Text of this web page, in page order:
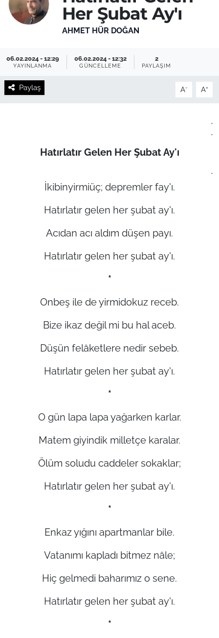
Her Şubat Ay'ı
AHMET HÜR DOĞAN
06.02.2024 - 12:29
YAYINLANMA
06.02.2024 - 12:32
GÜNCELLEME
2
PAYLAŞIM
Paylaş A- A+
.
.
Hatırlatır Gelen Her Şubat Ay'ı
.
İkibinyirmiüç; depremler fay'ı.
Hatırlatır gelen her şubat ay'ı.
Acıdan acı aldım düşen payı.
Hatırlatır gelen her şubat ay'ı.
*
Onbeş ile de yirmidokuz receb.
Bize ikaz değil mi bu hal aceb.
Düşün felâketlere nedir sebeb.
Hatırlatır gelen her şubat ay'ı.
*
O gün lapa lapa yağarken karlar.
Matem giyindik milletçe karalar.
Ölüm soludu caddeler sokaklar;
Hatırlatır gelen her şubat ay'ı.
*
Enkaz yığını apartmanlar bile.
Vatanımı kapladı bitmez nâle;
Hiç gelmedi baharımız o sene.
Hatırlatır gelen her şubat ay'ı.
*